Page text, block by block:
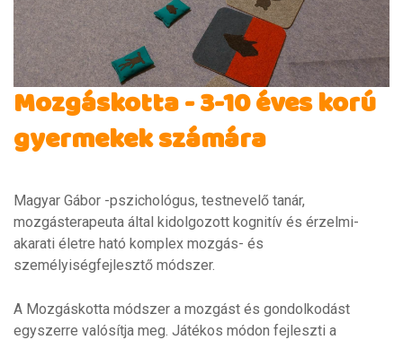
Mozgáskotta - 3-10 éves korú
gyermekek számára
Magyar Gábor -pszichológus, testnevelő tanár,
mozgásterapeuta által kidolgozott kognitív és érzelmi-
akarati életre ható komplex mozgás- és
személyiségfejlesztő módszer.
A Mozgáskotta módszer a mozgást és gondolkodást
egyszerre valósítja meg. Játékos módon fejleszti a